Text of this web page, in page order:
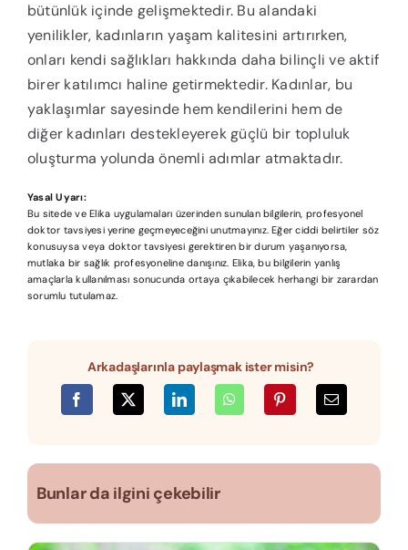
bütünlük içinde gelişmektedir. Bu alandaki
yenilikler, kadınların yaşam kalitesini artırırken,
onları kendi sağlıkları hakkında daha bilinçli ve aktif
birer katılımcı haline getirmektedir. Kadınlar, bu
yaklaşımlar sayesinde hem kendilerini hem de
diğer kadınları destekleyerek güçlü bir topluluk
oluşturma yolunda önemli adımlar atmaktadır.
Yasal Uyarı:
Bu sitede ve Elika uygulamaları üzerinden sunulan bilgilerin, profesyonel
doktor tavsiyesi yerine geçmeyeceğini unutmayınız. Eğer ciddi belirtiler söz
konusuysa veya doktor tavsiyesi gerektiren bir durum yaşanıyorsa,
mutlaka bir sağlık profesyoneline danışınız. Elika, bu bilgilerin yanlış
amaçlarla kullanılması sonucunda ortaya çıkabilecek herhangi bir zarardan
sorumlu tutulamaz.
Arkadaşlarınla paylaşmak ister misin?
Bunlar da ilgini çekebilir